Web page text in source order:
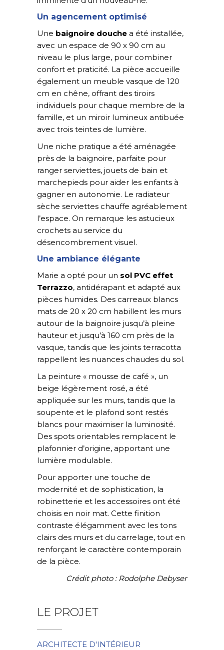
Un agencement optimisé
Une baignoire douche a été installée,
avec un espace de 90 x 90 cm au
niveau le plus large, pour combiner
confort et praticité. La pièce accueille
également un meuble vasque de 120
cm en chêne, offrant des tiroirs
individuels pour chaque membre de la
famille, et un miroir lumineux antibuée
avec trois teintes de lumière.
Une niche pratique a été aménagée
près de la baignoire, parfaite pour
ranger serviettes, jouets de bain et
marchepieds pour aider les enfants à
gagner en autonomie. Le radiateur
sèche serviettes chauffe agréablement
l’espace. On remarque les astucieux
crochets au service du
désencombrement visuel.
Une ambiance élégante
Marie a opté pour un sol PVC effet
Terrazzo, antidérapant et adapté aux
pièces humides. Des carreaux blancs
mats de 20 x 20 cm habillent les murs
autour de la baignoire jusqu’à pleine
hauteur et jusqu’à 160 cm près de la
vasque, tandis que les joints terracotta
rappellent les nuances chaudes du sol.
La peinture « mousse de café », un
beige légèrement rosé, a été
appliquée sur les murs, tandis que la
soupente et le plafond sont restés
blancs pour maximiser la luminosité.
Des spots orientables remplacent le
plafonnier d’origine, apportant une
lumière modulable.
Pour apporter une touche de
modernité et de sophistication, la
robinetterie et les accessoires ont été
choisis en noir mat. Cette finition
contraste élégamment avec les tons
clairs des murs et du carrelage, tout en
renforçant le caractère contemporain
de la pièce.
Crédit photo : Rodolphe Debyser
LE PROJET
ARCHITECTE D'INTÉRIEUR